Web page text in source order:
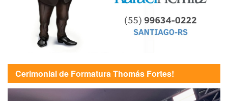
Cerimonial de Formatura Thomás Fortes!